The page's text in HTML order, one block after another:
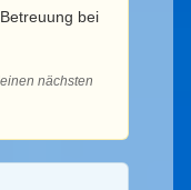
bei
nächsten